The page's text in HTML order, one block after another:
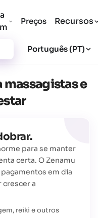
Preços Recursos
Português (PT)
massagistas e
para se manter
certa. O Zenamu
em dia
crescer a
reiki e outros